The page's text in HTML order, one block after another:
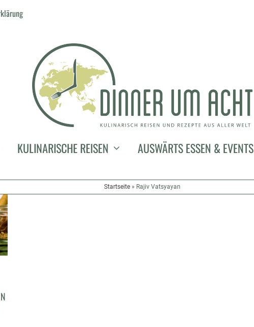
KULINARISCHE REISEN AUSWÄRTS ESSEN & EVENTS
Startseite » Rajiv Vatsyayan